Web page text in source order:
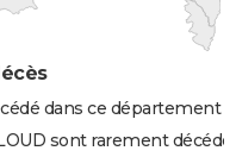
dans ce département
sont rarement